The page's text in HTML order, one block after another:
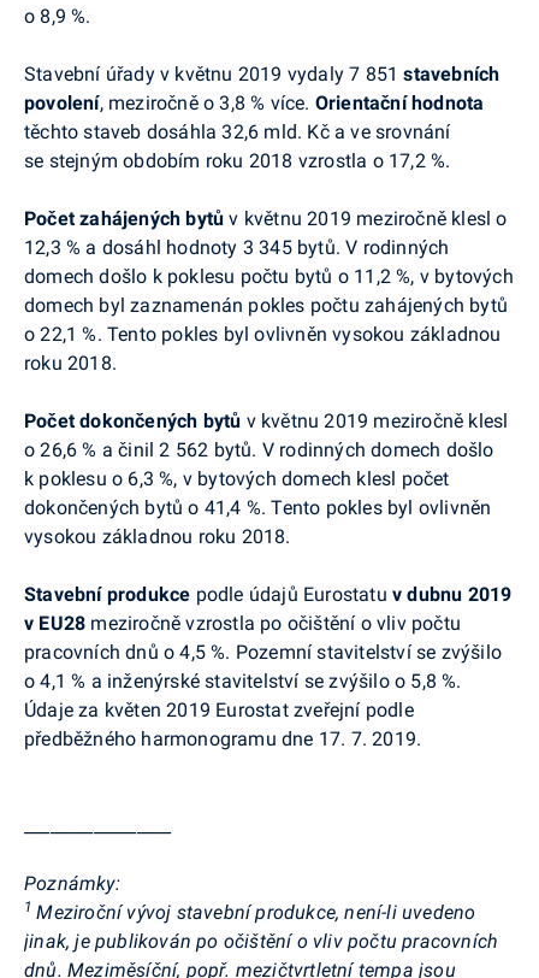
o 8,9 %.
Stavební úřady v květnu 2019 vydaly7 851 stavebních
povolení, meziročně o 3,8 % více. Orientační hodnota
těchto staveb dosáhla 32,6 mld. Kč a ve srovnání
se stejným obdobím roku 2018 vzrostla o 17,2 %.
Počet zahájených bytů v květnu 2019 meziročně klesl o
12,3 % a dosáhl hodnoty 3 345 bytů. V rodinných
domech došlo k poklesu počtu bytů o 11,2 %, v bytových
domech byl zaznamenán pokles počtu zahájených bytů
o 22,1 %. Tento pokles byl ovlivněn vysokou základnou
roku 2018.
Počet dokončených bytů v květnu 2019 meziročně klesl
o 26,6 % a činil 2 562 bytů. V rodinných domech došlo
k poklesu o 6,3 %, v bytových domech klesl počet
dokončených bytů o 41,4 %. Tento pokles byl ovlivněn
vysokou základnou roku 2018.
Stavební produkce podle údajů Eurostatu v dubnu 2019
v EU28 meziročně vzrostla po očištění o vliv počtu
pracovních dnů o 4,5 %. Pozemní stavitelství se zvýšilo
o 4,1 % a inženýrské stavitelství se zvýšilo o 5,8 %.
Údaje za květen 2019 Eurostatzveřejní podle
předběžného harmonogramu dne 17. 7. 2019.
Poznámky:
1 Meziroční vývoj stavební produkce, není-li uvedeno
jinak, je publikován po očištění o vliv počtu pracovních
dnů. Meziměsíční, popř. mezičtvrtletní tempa jsou